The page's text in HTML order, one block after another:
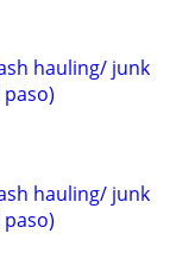
hauling/ junk
paso)
hauling/ junk
paso)